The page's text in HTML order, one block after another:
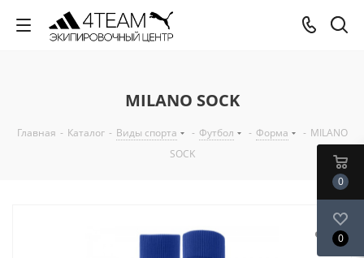
MILANO SOCK
Главная - Каталог - Виды спорта - Футбол - Форма - MILANO
SOCK
0
0